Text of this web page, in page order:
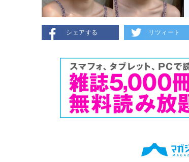
シェアする リツィート